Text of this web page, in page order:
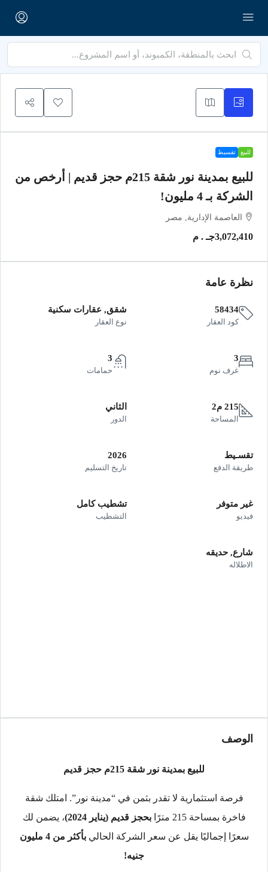
للبيع تقسيط
للبيع بمدينة نور شقة 215م حجز قديم | أرخص من
الشركة بـ 4 مليون!
العاصمة الإدارية, مصر
3,072,410جـ . م
نظرة عامة
58434
كود العقار
شقق, عقارات سكنية
نوع العقار
3
غرف نوم
3
حمامات
215 م2
المساحة
الثاني
الدور
تقسـيط
طريقة الدفع
2026
تاريخ التسليم
غير متوفر
فيديو
تشطيب كامل
التشطيب
شارع, حديقه
الاطلاله
الوصف
للبيع بمدينة نور شقة 215م حجز قديم
فرصة استثمارية لا تقدر بثمن في “مدينة نور”. امتلك شقة
فاخرة بمساحة 215 مترًا
بحجز قديم (يناير 2024)
، يضمن لك
سعرًا إجماليًا يقل عن سعر الشركة الحالي
بأكثر من 4 مليون
جنيه!